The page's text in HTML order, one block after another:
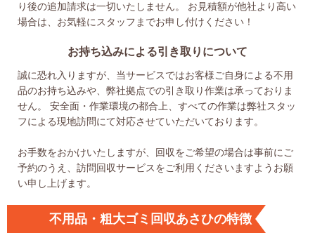
り後の追加請求は一切いたしません。
お見積額が他社より高い
場合は、お気軽にスタッフまでお申し付けください！
お持ち込みによる引き取りについて
誠に恐れ入りますが、当サービスではお客様ご自身による不用
品のお持ち込みや、弊社拠点での引き取り作業は承っておりま
せん。 安全面・作業環境の都合上、すべての作業は弊社スタッ
フによる現地訪問にて対応させていただいております。
お手数をおかけいたしますが、回収をご希望の場合は事前にご
予約のうえ、訪問回収サービスをご利用くださいますようお願
い申し上げます。
不用品・粗大ゴミ回収あさひの特徴